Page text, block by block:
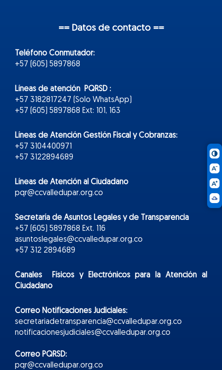
== Datos de contacto ==
Teléfono Conmutador:
+57 (605) 5897868
Líneas de atención PQRSD :
+57 3182817247 (Solo WhatsApp)
+57 (605) 5897868 Ext: 101, 163
Líneas de Atención Gestión Fiscal y Cobranzas:
+57 3104400971
+57 3122894689
Líneas de Atención al Ciudadano
pqr@ccvalledupar.org.co
Secretaría de Asuntos Legales y de Transparencia
+57 (605) 5897868 Ext. 116
asuntoslegales@ccvalledupar.org.co
+57 312 2894689
Canales Físicos yElectrónicospara la Atención al
Ciudadano
Correo Notificaciones Judiciales:
secretariadetransparencia@ccvalledupar.org.co
notificacionesjudiciales@ccvalledupar.org.co
Correo PQRSD:
pqr@ccvalledupar.org.co